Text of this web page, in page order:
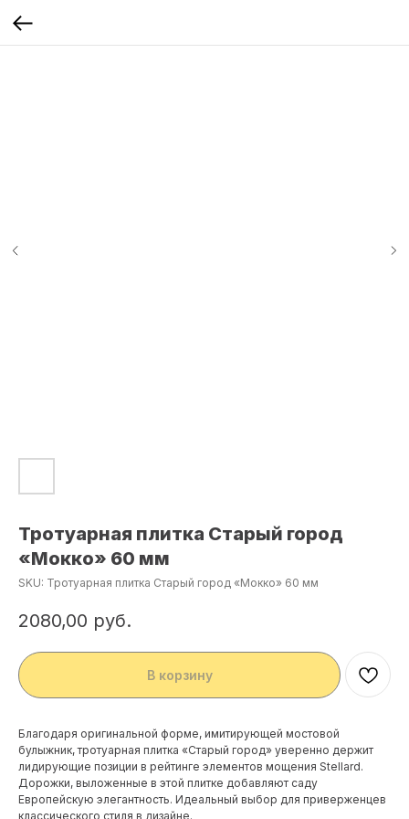
Тротуарная плитка Старый город
«Мокко» 60 мм
SKU: Тротуарная плитка Старый город «Мокко» 60 мм
2080,00 руб.
В корзину
Благодаря оригинальной форме, имитирующей мостовой
булыжник, тротуарная плитка «Старый город» уверенно держит
лидирующие позиции в рейтинге элементов мощения Stellard.
Дорожки, выложенные в этой плитке добавляют саду
Европейскую элегантность. Идеальный выбор для приверженцев
классического стиля в дизайне.